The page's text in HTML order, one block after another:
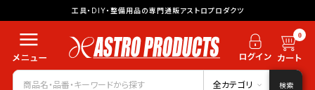
工具・DIY・整備用品の専門通販アストロプロダクツ
0
全カテゴリ 検索